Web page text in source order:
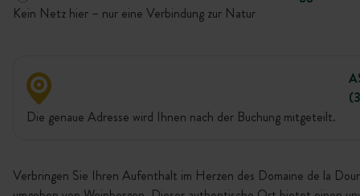
Kein Netz hier – nur eine Verbindung zur Natur
Die genaue Adresse wird Ihnen nach der Buchung mitgeteilt.
Verbringen Sie Ihren Aufenthalt im Herzen des Domaine de la